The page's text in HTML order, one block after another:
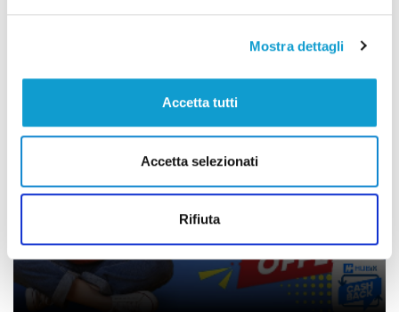
Mostra dettagli
Accetta tutti
Accetta selezionati
Rifiuta